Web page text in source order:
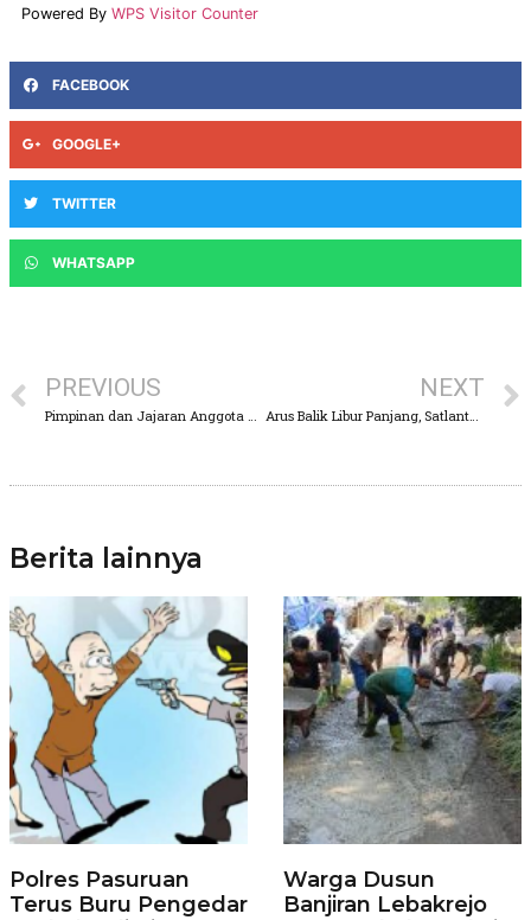
Powered By WPS Visitor Counter
FACEBOOK
GOOGLE+
TWITTER
WHATSAPP
PREVIOUS NEXT
Arus Balik Libur Panjang, Satlantas Polres Pasuruan Siagakan Anggota sejak Pagi
Berita lainnya
Polres Pasuruan
Terus Buru Pengedar
Warga Dusun
Banjiran Lebakrejo